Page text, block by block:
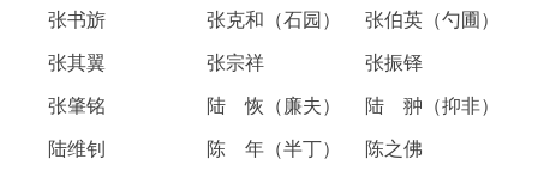
张书旂 张克和（石园） 张伯英（勺圃）
张其翼 张宗祥 张振铎
张肇铭 陆 恢（廉夫） 陆 翀（抑非）
陆维钊 陈 年（半丁） 陈之佛